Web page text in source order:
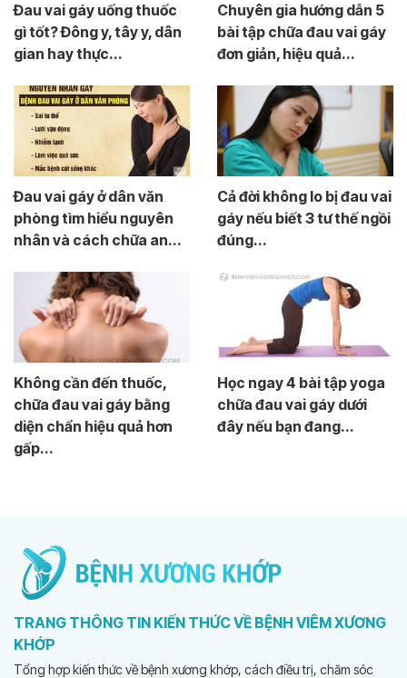
Đau vai gáy uống thuốc
gì tốt? Đông y, tây y, dân
gian hay thực...
Chuyên gia hướng dẫn 5
bài tập chữa đau vai gáy
đơn giản, hiệu quả...
Đau vai gáy ở dân văn
phòng tìm hiểu nguyên
nhân và cách chữa an...
Cả đời không lo bị đau vai
gáy nếu biết 3 tư thế ngồi
đúng...
Không cần đến thuốc,
chữa đau vai gáy bằng
diện chẩn hiệu quả hơn
gấp...
Học ngay 4 bài tập yoga
chữa đau vai gáy dưới
đây nếu bạn đang...
TRANG THÔNG TIN KIẾN THỨC VỀ BỆNH VIÊM XƯƠNG
KHỚP
Tổng hợp kiến thức về bệnh xương khớp, cách điều trị, chăm sóc